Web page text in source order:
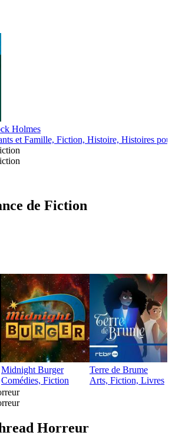
Holmes
et Famille, Fiction, Histoire, Histoires
de Fiction
Midnight Burger
Comédies, Fiction
Terre de Brume
Arts, Fiction, Livres
Horreur